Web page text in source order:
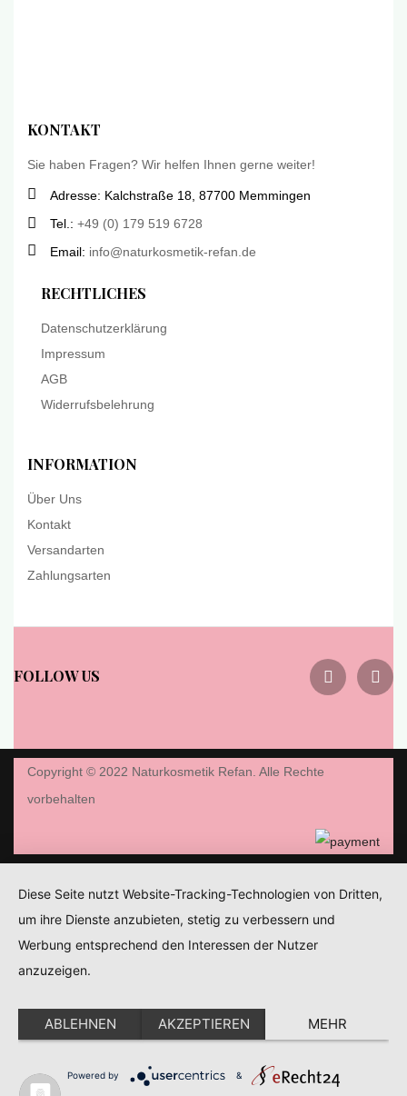
KONTAKT
Sie haben Fragen? Wir helfen Ihnen gerne weiter!
Adresse: Kalchstraße 18, 87700 Memmingen
Tel.: +49 (0) 179 519 6728
Email: info@naturkosmetik-refan.de
RECHTLICHES
Datenschutzerklärung
Impressum
AGB
Widerrufsbelehrung
INFORMATION
Über Uns
Kontakt
Versandarten
Zahlungsarten
FOLLOW US
Copyright © 2022 Naturkosmetik Refan. Alle Rechte
vorbehalten
Diese Seite nutzt Website-Tracking-Technologien von Dritten,
um ihre Dienste anzubieten, stetig zu verbessern und
Werbung entsprechend den Interessen der Nutzer
anzuzeigen.
ABLEHNEN AKZEPTIEREN MEHR
Powered by &